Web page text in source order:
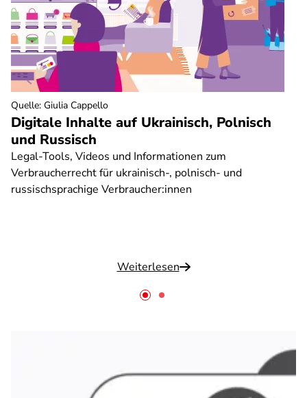
Digitale Inhalte auf Ukrainisch, Polnisch
und Russisch
Legal-Tools, Videos und Informationen zum
Verbraucherrecht für ukrainisch-, polnisch- und
russischsprachige Verbraucher:innen
Weiterlesen
Quelle: Giulia Cappello